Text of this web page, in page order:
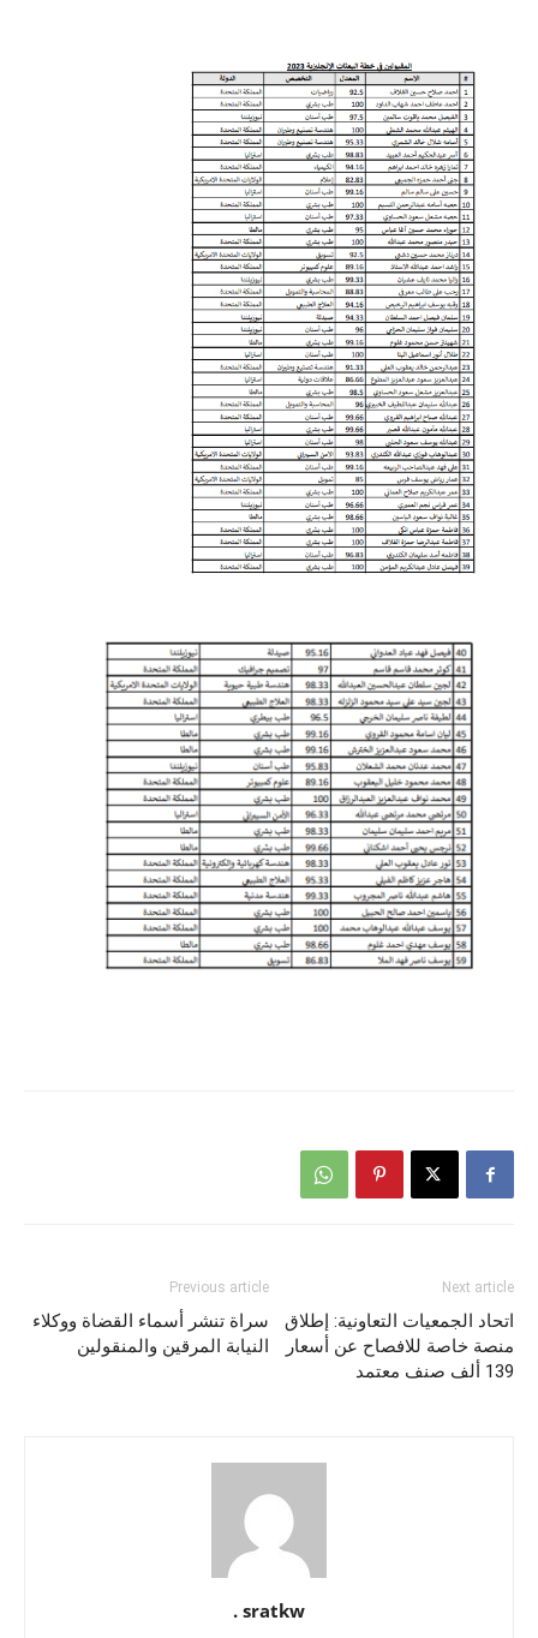
Previous article
سراة تنشر أسماء القضاة ووكلاء
النيابة المرقين والمنقولين
Next article
اتحاد الجمعيات التعاونية: إطلاق
منصة خاصة للافصاح عن أسعار
139 ألف صنف معتمد
sratkw .